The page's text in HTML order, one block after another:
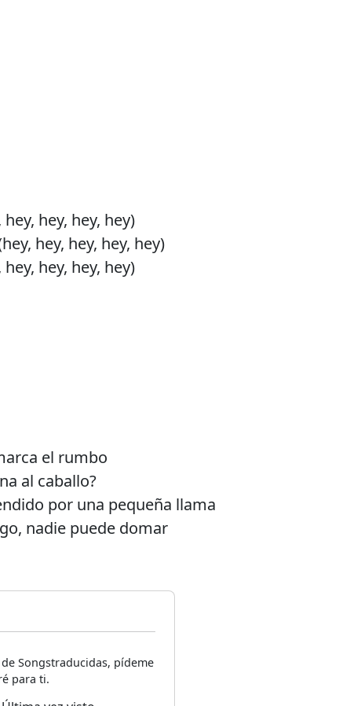
hey, hey, hey)
hey, hey, hey, hey)
hey, hey, hey)
el rumbo
al caballo?
por una pequeña llama
nadie puede domar
Songstraducidas, pídeme
para ti.